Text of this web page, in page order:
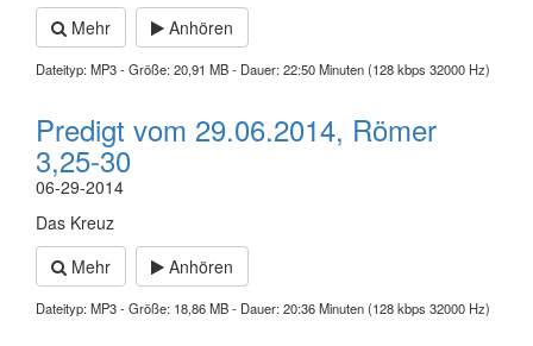
Mehr
Anhören
Dateityp: MP3 - Größe: 20,91 MB - Dauer: 22:50 Minuten (128 kbps 32000 Hz)
Predigt vom 29.06.2014, Römer
3,25-30
06-29-2014
Das Kreuz
Mehr
Anhören
Dateityp: MP3 - Größe: 18,86 MB - Dauer: 20:36 Minuten (128 kbps 32000 Hz)